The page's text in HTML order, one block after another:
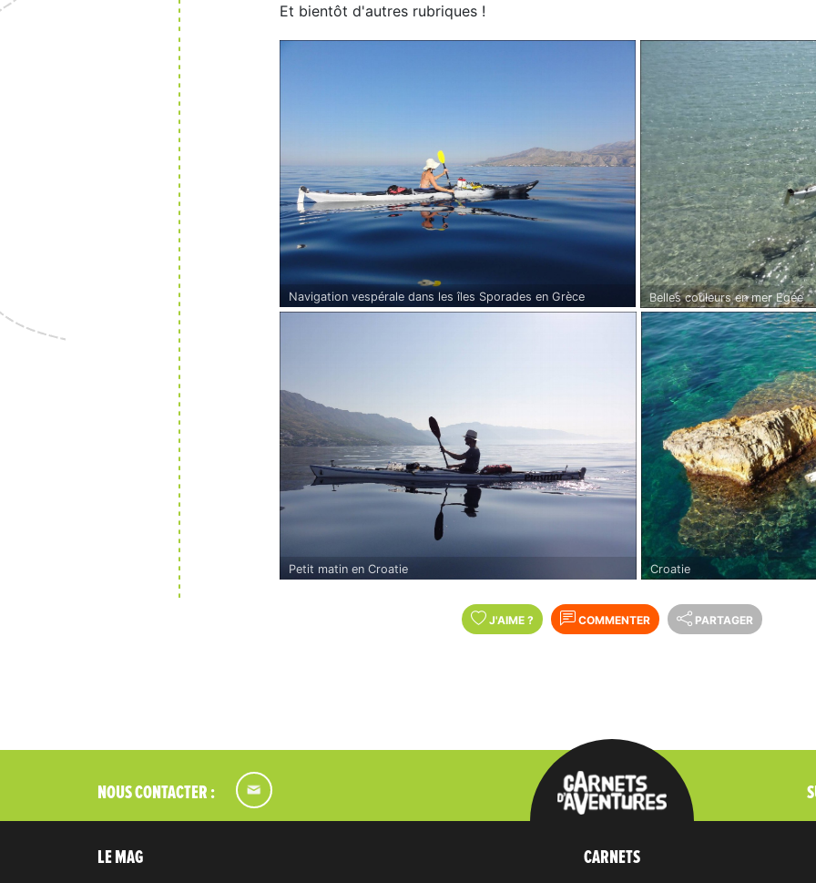
Et bientôt d'autres rubriques !
Navigation vespérale dans les îles Sporades en Grèce Belles couleurs en mer Egée
Petit matin en Croatie Croatie
J'AIME ? COMMENTER PARTAGER
NOUS CONTACTER :
LE MAG CARNETS